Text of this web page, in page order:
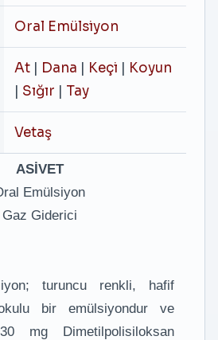
Oral Emülsiyon
At | Dana | Keçi | Koyun
| Sığır | Tay
Vetaş
ASİVET
Emülsiyon
Gaz Giderici
turuncu renkli, hafif
bir emülsiyondur ve
mg Dimetilpolisiloksan